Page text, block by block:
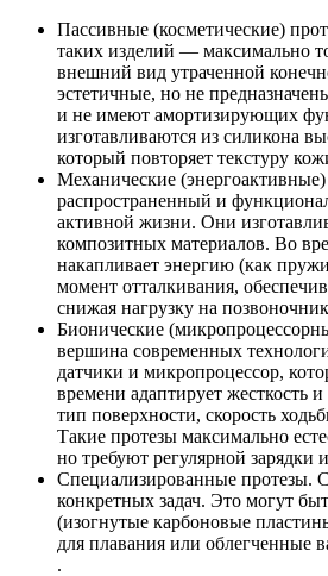
Пассивные (косметические)
таких изделий — максимально
внешний вид утраченной
эстетичные, но не
и не имеют амортизирующих
изготавливаются из силикона
который повторяет текстуру
Механические
распространенный и
активной жизни. Они
композитных материалов. Во
накапливает энергию (как
момент отталкивания,
снижая нагрузку на
Бионические
вершина современных
датчики и микропроцессор,
времени адаптирует жесткость
тип поверхности, скорость
Такие протезы максимально
но требуют регулярной зарядки
Специализированные протезы.
конкретных задач. Это могут
(изогнутые карбоновые
для плавания или облегченные
.